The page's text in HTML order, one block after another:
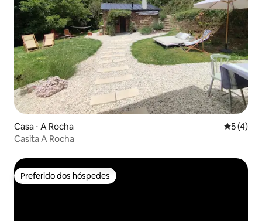
Casa ⋅ A Rocha 5 de
5 (4)
Casita A Rocha
Preferido dos hóspedes
Preferido dos hóspedes